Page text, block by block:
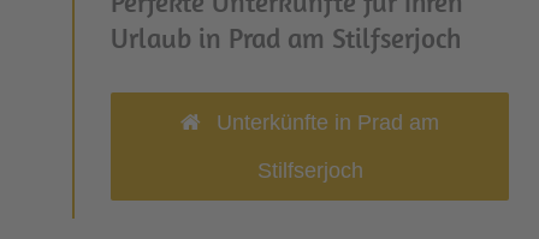
Urlaub in Prad am Stilfserjoch
Unterkünfte in Prad am
Stilfserjoch